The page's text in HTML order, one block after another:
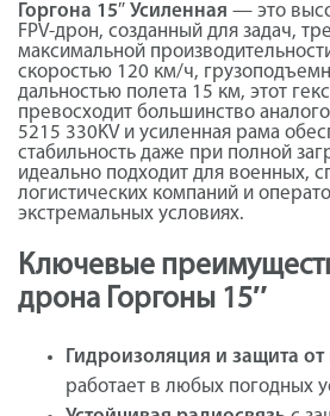
Горгона 15″ Усиленная — это
FPV-дрон, созданный для задач,
максимальной
скоростью 120 км/ч,
дальностью полета 15 км, этот
превосходит большинство
5215 330KV и усиленная рама
стабильность даже при полной
идеально подходит для военных,
логистических компаний и
экстремальных условиях.
Ключевые
дрона Горгоны 15″
Гидроизоляция и защита
работает в любых погодных